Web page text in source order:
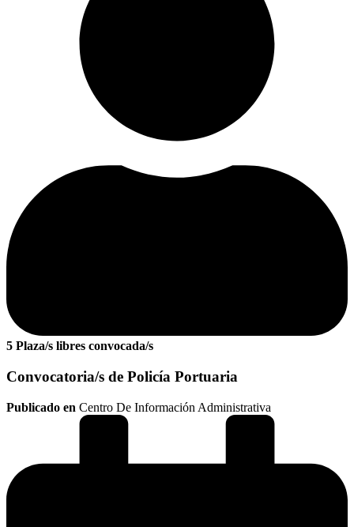
5 Plaza/s libres convocada/s
Convocatoria/s de Policía Portuaria
Publicado en Centro De Información Administrativa